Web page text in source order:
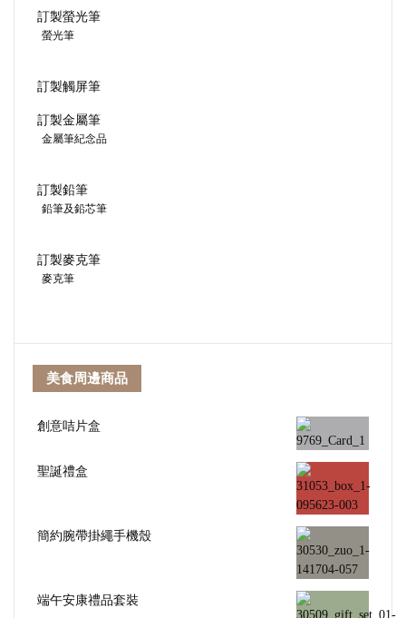
訂製螢光筆
螢光筆
訂製觸屏筆
訂製金屬筆
金屬筆紀念品
訂製鉛筆
鉛筆及鉛芯筆
訂製麥克筆
麥克筆
美食周邊商品
創意咭片盒
聖誕禮盒
簡約腕帶掛繩手機殼
端午安康禮品套裝